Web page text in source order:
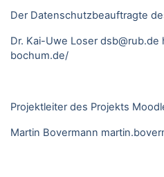
Der Datenschutzbeauftragte
Dr. Kai-Uwe Loser dsb@rub.de
bochum.de/
Projektleiter des Projekts
Martin Bovermann